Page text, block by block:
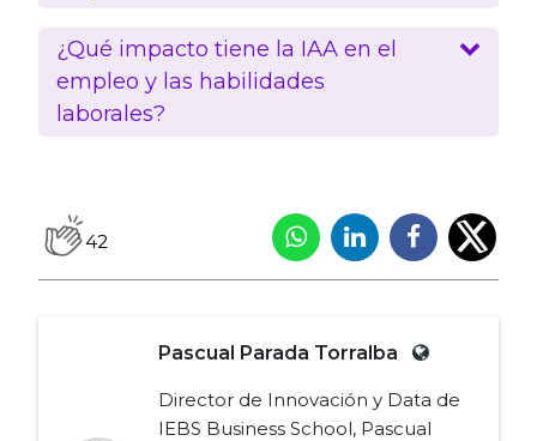
¿Qué impacto tiene la IAA en el
empleo y las habilidades
laborales?
42
Pascual Parada Torralba
Director de Innovación y Data de
IEBS Business School, Pascual